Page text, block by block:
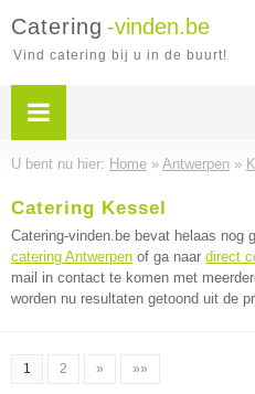
Catering -vinden.be
Vind catering bij u in de buurt!
U bent nu hier: Home » Antwerpen »
Catering Kessel
Catering-vinden.be bevat helaas nog
catering Antwerpen of ga naar direct
mail in contact te komen met
worden nu resultaten getoond uit de
1 2 » »»